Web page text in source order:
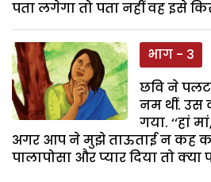
पता लगेगा तो पता नहीं वह इसे
भाग - 3
छवि ने
नम थीं. उस
गया. ‘‘हां
अगर आप ने मुझे ताऊताई न कह
पालापोसा और प्यार दिया तो क्या